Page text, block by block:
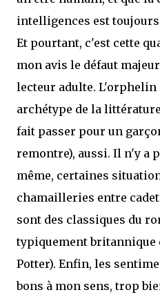
intelligences est toujours
Et pourtant, c'est cette
mon avis le défaut
lecteur adulte. L'orphelin
archétype de la
fait passer pour un
remontre), aussi. Il n'y a
même, certaines
chamailleries entre
sont des classiques du
typiquement britannique
Potter). Enfin, les
bons à mon sens, trop